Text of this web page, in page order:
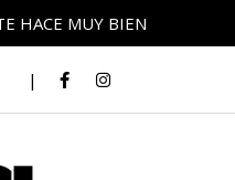
HACE MUY BIEN